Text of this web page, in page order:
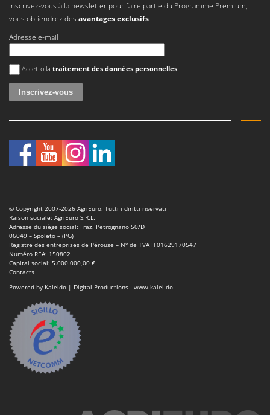
Inscrivez-vous à la newsletter pour faire partie du Programme Premium,
vous obtiendrez des avantages exclusifs.
Adresse e-mail
Une erreur est survenue
Accetto la traitement des données personnelles
© Copyright 2007-2026 AgriEuro. Tutti i diritti riservati
Raison sociale: AgriEuro S.R.L.
Adresse du siège social: Fraz. Petrognano 50/D
06049 – Spoleto – (PG)
Registre des entreprises de Pérouse – N° de TVA IT01629170547
Numéro REA: 150802
Capital social: 5.000.000,00 €
Contacts
Powered by Kaleido | Digital Productions - www.kalei.do